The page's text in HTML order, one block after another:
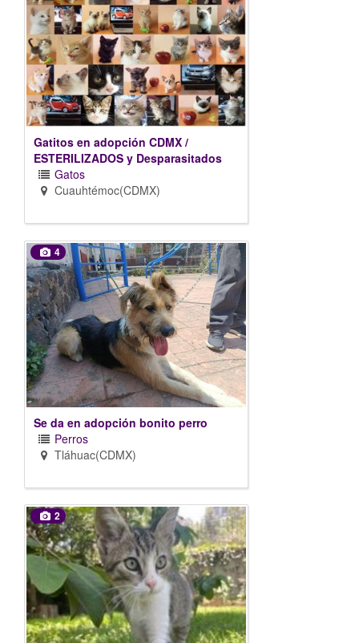
Gatitos en adopción CDMX /
ESTERILIZADOS y Desparasitados
Gatos
Cuauhtémoc(CDMX)
4
Se da en adopción bonito perro
Perros
Tláhuac(CDMX)
2